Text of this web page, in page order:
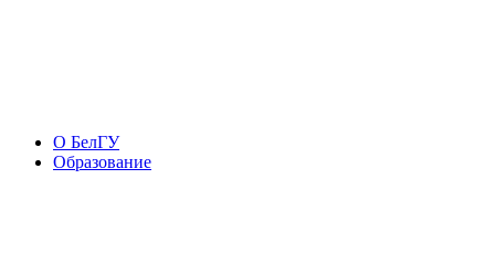
О БелГУ
Образование